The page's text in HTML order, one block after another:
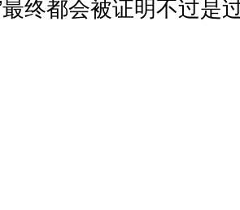
最终都会被证明不过是